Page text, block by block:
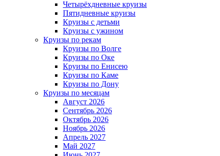
Четырёхдневные круизы
Пятидневные круизы
Круизы с детьми
Круизы с ужином
Круизы по рекам
Круизы по Волге
Круизы по Оке
Круизы по Енисею
Круизы по Каме
Круизы по Дону
Круизы по месяцам
Август 2026
Сентябрь 2026
Октябрь 2026
Ноябрь 2026
Апрель 2027
Май 2027